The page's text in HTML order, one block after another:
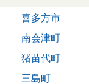
喜多方市
南会津町
猪苗代町
三島町